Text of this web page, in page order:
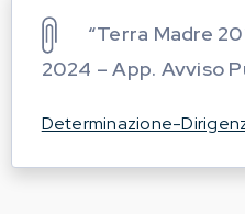
“Terra Madre
2024 – App. Avviso
Determinazione-